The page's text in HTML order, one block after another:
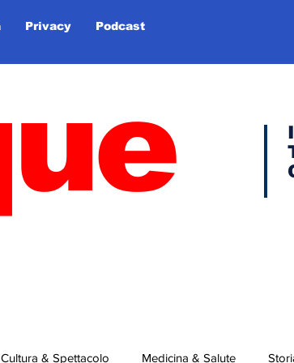
Privacy Podcast
Cultura & Spettacolo Medicina & Salute